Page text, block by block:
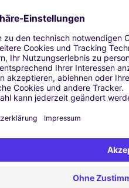
Ähnliche